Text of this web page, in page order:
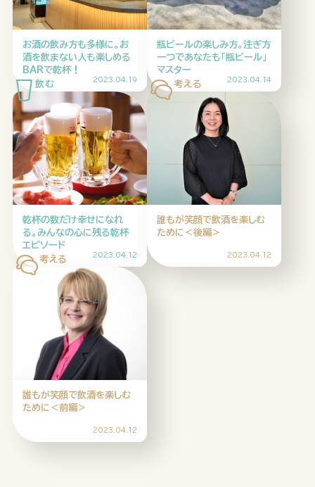
HOME ABOUT ARTICLE
公式Xアカウント
アサヒグループ公式チャンネル
公式アカウント一覧
企業情報
プライバシーポリシー
お酒の飲み方も多様に。お
酒を飲まない人も楽しめる
BARで乾杯！
2023.04.19
瓶ビールの楽しみ方。注ぎ方
一つであなたも「瓶ビール」
マスター
2023.04.14
乾杯の数だけ幸せになれ
る。みんなの心に残る乾杯
エピソード
2023.04.12
誰もが笑顔で飲酒を楽しむ
ために＜後編＞
2023.04.12
誰もが笑顔で飲酒を楽しむ
ために＜前編＞
2023.04.12